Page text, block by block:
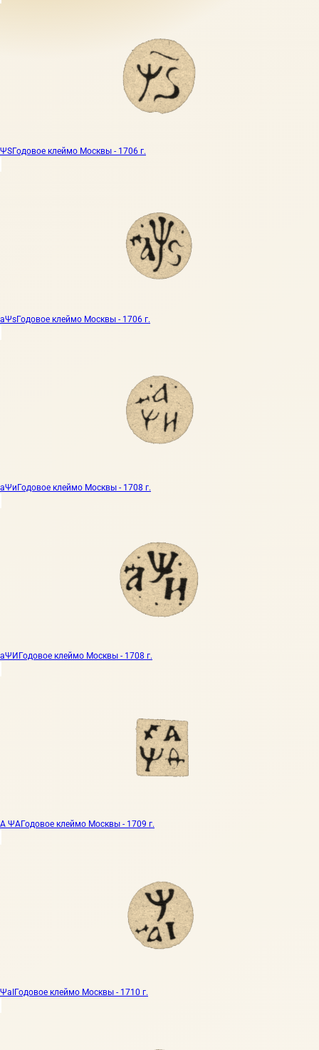
ΨSГодовое клеймо Москвы - 1706 г.
аΨsГодовое клеймо Москвы - 1706 г.
аΨиГодовое клеймо Москвы - 1708 г.
аΨИГодовое клеймо Москвы - 1708 г.
А ΨАГодовое клеймо Москвы - 1709 г.
ΨаIГодовое клеймо Москвы - 1710 г.